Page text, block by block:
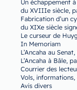
Un échappement
du XVIIIe siècle,
Fabrication d’un
du XIXe siècle
Le curseur de
In Memoriam
L’Ancaha au
L’Ancaha à Bâle,
Courrier des
Vols, informations,
Avis divers